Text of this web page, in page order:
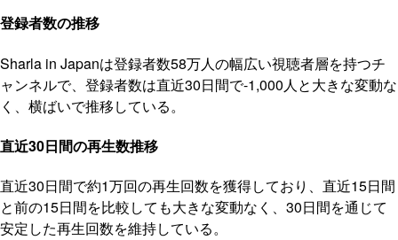
登録者数の推移
Sharla in Japanは登録者数58万人の幅広い視聴者層を持つチ
ャンネルで、登録者数は直近30日間で-1,000人と大きな変動な
く、横ばいで推移している。
直近30日間の再生数推移
直近30日間で約1万回の再生回数を獲得しており、直近15日間
と前の15日間を比較しても大きな変動なく、30日間を通じて
安定した再生回数を維持している。